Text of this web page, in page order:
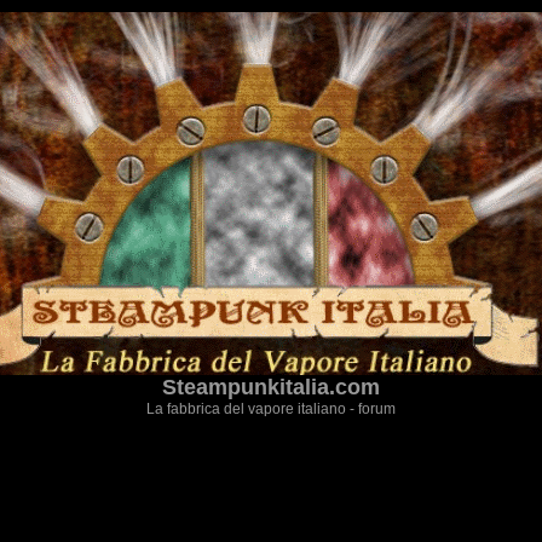
Steampunkitalia.com
La fabbrica del vapore italiano - forum